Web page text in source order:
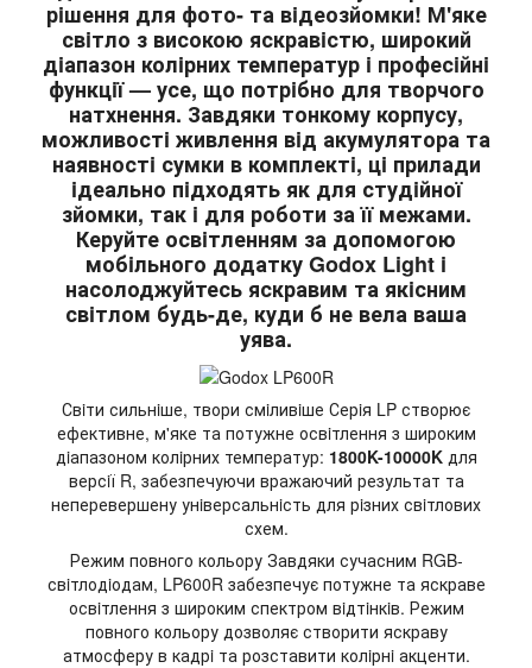
рiшення для фото- та вiдеозйомки! М'яке
свiтло з високою яскравiстю, широкий
дiапазон колiрних температур i професiйнi
функцiї — усе, що потрiбно для творчого
натхнення. Завдяки тонкому корпусу,
можливостi живлення вiд акумулятора та
наявностi сумки в комплектi, цi прилади
iдеально пiдходять як для студiйної
зйомки, так i для роботи за її межами.
Керуйте освiтленням за допомогою
мобiльного додатку Godox Light i
насолоджуйтесь яскравим та якiсним
свiтлом будь-де, куди б не вела ваша
уява.
Свiти сильнiше, твори смiливiше Серiя LP створює
ефективне, м'яке та потужне освiтлення з широким
дiапазоном колiрних температур: 1800K-10000K для
версiї R, забезпечуючи вражаючий результат та
неперевершену унiверсальнiсть для рiзних свiтлових
схем.
Режим повного кольору Завдяки сучасним RGB-
свiтлодiодам, LP600R забезпечує потужне та яскраве
освiтлення з широким спектром вiдтiнкiв. Режим
повного кольору дозволяє створити яскраву
атмосферу в кадрi та розставити колiрнi акценти.